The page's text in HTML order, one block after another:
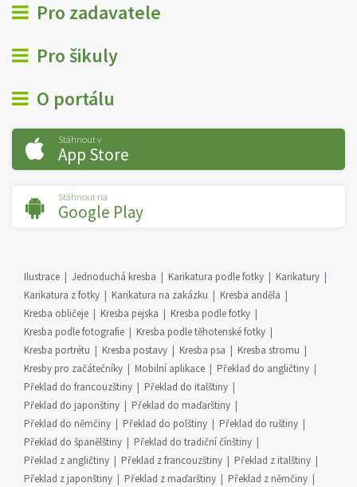
Pro zadavatele
Pro šikuly
O portálu
Stáhnout v
App Store
Stáhnout na
Google Play
Ilustrace Jednoduchá kresba Karikatura podle fotky
Karikatury
Karikatura z fotky
Karikatura na zakázku
Kresba anděla
Kresba obličeje
Kresba pejska
Kresba podle fotky
Kresba podle fotografie
Kresba podle těhotenské fotky
Kresba portrétu
Kresba postavy Kresba psa
Kresba stromu
Kresby pro začátečníky
Mobilní aplikace
Překlad do angličtiny
Překlad do francouzštiny
Překlad do italštiny
Překlad do japonštiny
Překlad do maďarštiny
Překlad do němčiny
Překlad do polštiny
Překlad do ruštiny
Překlad do španělštiny
Překlad do tradiční čínštiny
Překlad z angličtiny
Překlad z francouzštiny
Překlad z italštiny
Překlad z japonštiny
Překlad z maďarštiny
Překlad z němčiny